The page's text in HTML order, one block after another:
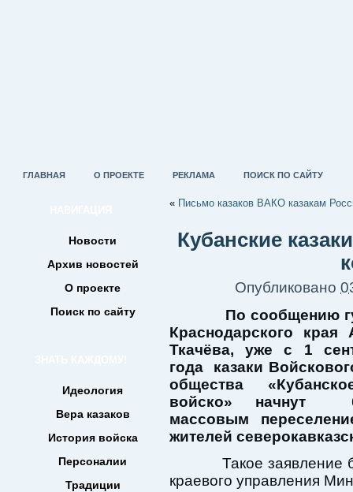
ГЛАВНАЯ О ПРОЕКТЕ РЕКЛАМА ПОИСК ПО САЙТУ
Новости
Архив новостей
О проекте
Поиск по сайту
Идеология
Вера казаков
История войска
Персоналии
Традиции
« Письмо казаков ВАКО казакам
Кубанские
Опубликовано
По сообщению
Краснодарского края
Ткачёва, уже с 1
года казаки
общества
войско» начнут
массовым
жителей
Такое заявление
краевого управления